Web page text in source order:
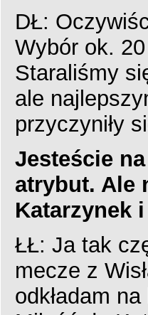
DŁ:
Wybór ok.
Staraliśmy
ale
przyczyniły
Jesteście
atrybut. Ale
Katarzynek
ŁŁ: Ja tak
mecze z
odkładam